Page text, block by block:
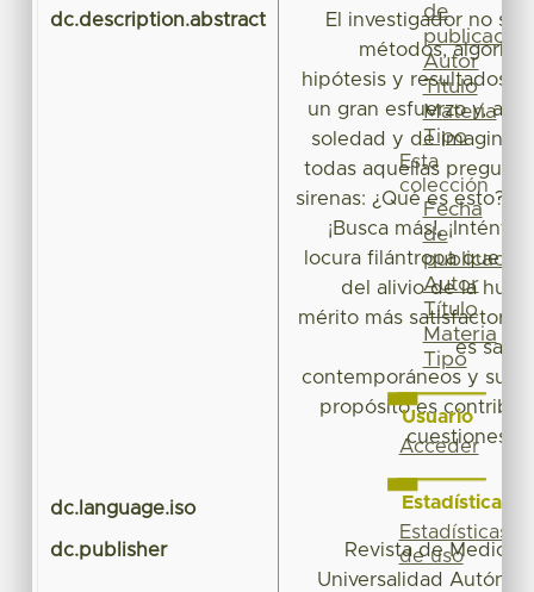
dc.description.abstract
El investigador no
métodos,
hipótesis y resultados;
un gran esfuerzo y, a
soledad y de
todas aquellas
sirenas: ¿Qué es esto?
¡Busca más!,
locura filántropa que
del alivio de la
mérito más satisfactorio
es
contemporáneos y sus
propósito es
cuestiones
dc.language.iso
dc.publisher
Revista de
Universalidad
de
publicación
Autor
Título
Materia
Tipo
Esta
colección
Fecha
de
publicación
Autor
Título
Materia
Tipo
Usuario
Acceder
Estadísticas
Estadísticas
de uso